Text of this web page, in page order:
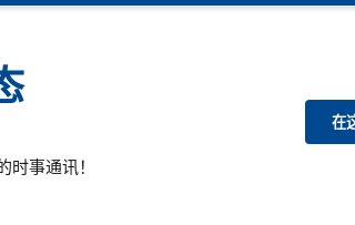
事通讯！
在